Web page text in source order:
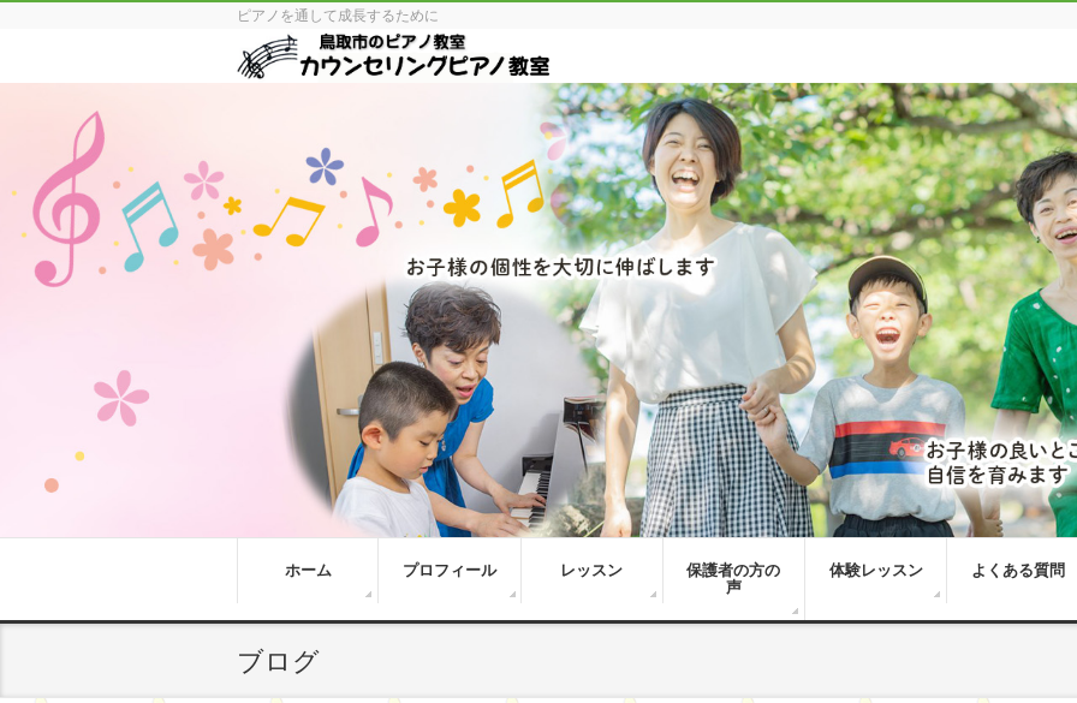
ピアノを通して成長するために
ホーム プロフィール レッスン
保護者の方の
声
体験レッスン よくある質問
ブログ